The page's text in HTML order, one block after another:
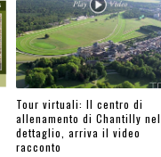
Tour virtuali: Il centro di
allenamento di Chantilly nel
dettaglio, arriva il video
racconto